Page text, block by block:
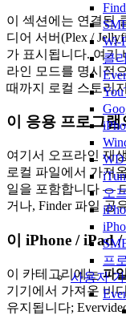
Wi-
클
WD
오
프
사용자
이 섹션에는 연결된
디어 서버(Plex /
가 표시됩니다. 여기
라인 모드를 명시적
때까지 로컬 스토리
이 응용 프로그램
여기서 오프라인 재
로컬 파일에서 가져
일을 포함합니다 —
거나, Finder 파일 공
이 iPhone / iPad
이 카테고리에는파
기기에서 가져온 비
유지됩니다;